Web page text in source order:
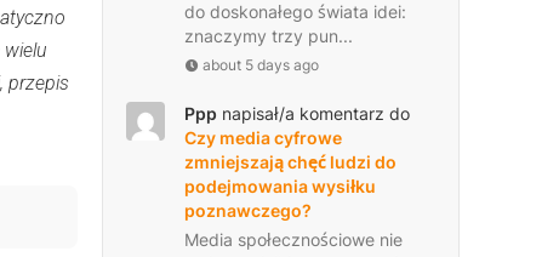
przepis
do doskonałego świata idei:
znaczymy trzy pun...
about 5 days ago
Ppp napisał/a komentarz do
Czy media cyfrowe
zmniejszają chęć ludzi do
podejmowania wysiłku
poznawczego?
Media społecznościowe nie